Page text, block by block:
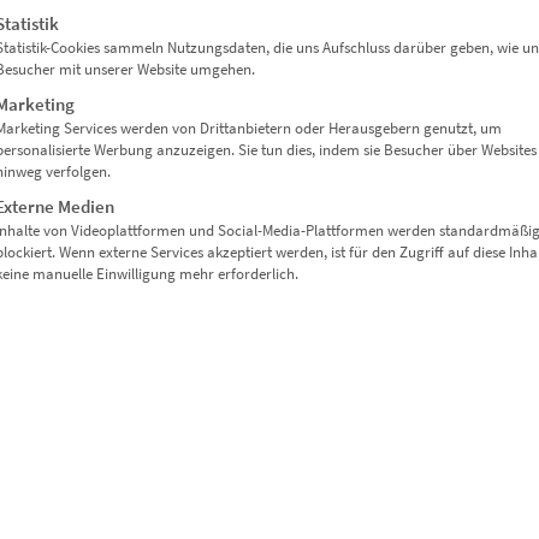
Für kreative Raumkonzepte mit wechselnder Gestaltung.
Format
oder kleinen Besprechungsräumen
Weitblick
oder Hotelzimmer
oder Designagenturen
Fokus
Cookies sammeln Nutzungsdaten, die uns Aufschluss darüber geben, wie
mit unserer Website umgehen.
Services werden von Drittanbietern oder Herausgebern genutzt, um
Werbung anzuzeigen. Sie tun dies, indem sie Besucher über Websites
verfolgen.
Medien
von Videoplattformen und Social-Media-Plattformen werden standardmäßig
Wenn externe Services akzeptiert werden, ist für den Zugriff auf diese
manuelle Einwilligung mehr erforderlich.